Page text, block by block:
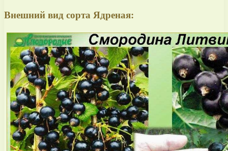
Внешний вид сорта Ядреная: